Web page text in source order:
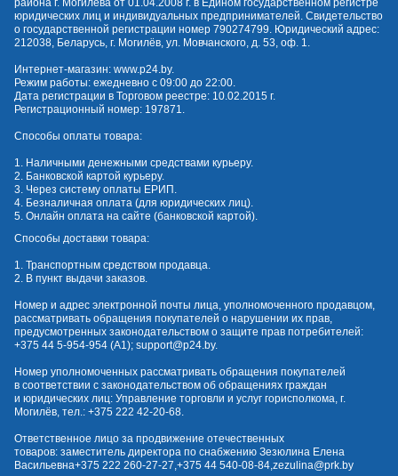
района г. Могилева от 01.04.2008 г. в Едином государственном регистре
юридических лиц и индивидуальных предпринимателей. Свидетельство
о государственной регистрации номер 790274799. Юридический адрес:
212038, Беларусь, г. Могилёв, ул. Мовчанского, д. 53, оф. 1.
Интернет-магазин: www.p24.by.
Режим работы: ежедневно с 09:00 до 22:00.
Дата регистрации в Торговом реестре: 10.02.2015 г.
Регистрационный номер: 197871.
Способы оплаты товара:
1. Наличными денежными средствами курьеру.
2. Банковской картой курьеру.
3. Через систему оплаты ЕРИП.
4. Безналичная оплата (для юридических лиц).
5. Онлайн оплата на сайте (банковской картой).
Способы доставки товара:
1. Транспортным средством продавца.
2. В пункт выдачи заказов.
Номер и адрес электронной почты лица, уполномоченного продавцом,
рассматривать обращения покупателей о нарушении их прав,
предусмотренных законодательством о защите прав потребителей:
+375 44 5-954-954 (А1); support@p24.by.
Номер уполномоченных рассматривать обращения покупателей
в соответствии с законодательством об обращениях граждан
и юридических лиц: Управление торговли и услуг горисполкома, г.
Могилёв, тел.: +375 222 42-20-68.
Ответственное лицо за продвижение отечественных
товаров: заместитель директора по снабжению Зезюлина Елена
Васильевна+375 222 260-27-27,+375 44 540-08-84,zezulina@prk.by